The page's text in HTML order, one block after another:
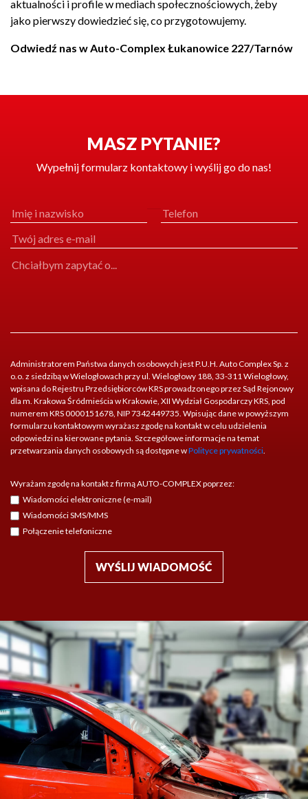
aktualności i profile wmediach społecznościowych,żeby
jako pierwszydowiedzieć się, coprzygotowujemy.
Odwiedź nas w Auto-Complex Łukanowice 227/Tarnów
MASZ PYTANIE?
Wypełnij formularz kontaktowy i wyślij go do nas!
Administratorem Państwa danych osobowych jest P.U.H. Auto Complex Sp. z
o.o. z siedzibą w Wielogłowach przy ul. Wielogłowy 188, 33-311 Wielogłowy,
wpisana do Rejestru Przedsiębiorców KRS prowadzonego przez Sąd Rejonowy
dla m. Krakowa Śródmieścia w Krakowie, XII Wydział Gospodarczy KRS, pod
numerem KRS 0000151678, NIP 7342449735. Wpisując dane w powyższym
formularzu kontaktowym wyrażasz zgodę na kontakt w celu udzielenia
odpowiedzi na kierowane pytania. Szczegółowe informacje na temat
przetwarzania danych osobowych są dostępne wPolityce prywatności.
Wyrażam zgodę na kontakt z firmą AUTO-COMPLEX poprzez:
Wiadomości elektroniczne (e-mail)
Wiadomości SMS/MMS
Połączenie telefoniczne